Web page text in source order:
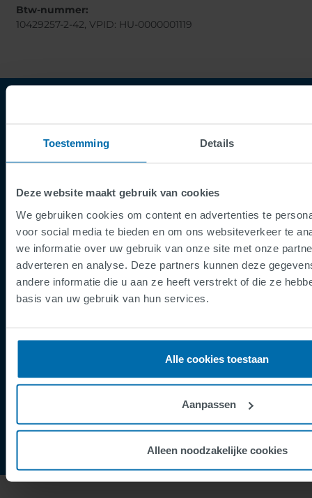
Toestemming Details
Deze website maakt gebruik van cookies
We gebruiken cookies om content en advertenties te
voor social media te bieden en om ons websiteverkeer te
we informatie over uw gebruik van onze site met onze
adverteren en analyse. Deze partners kunnen deze
andere informatie die u aan ze heeft verstrekt of die ze
basis van uw gebruik van hun services.
Alle cookies toestaan
Aanpassen
Alleen noodzakelijke cookies
Btw-nummer:
10429257-2-42, VPID: HU-0000001119
Footer
Terms & Conditions
Imprint
Privacy Policy
Cookies
Contact
Order Tracking